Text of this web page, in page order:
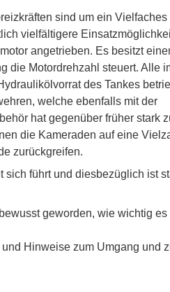
sind um ein Vielfaches
vielfältigere
angetrieben. Es besitzt
die Motordrehzahl steuert. Alle
des Tankes
welche ebenfalls mit der
hat gegenüber früher stark
die Kameraden auf eine
zurückgreifen.
sich führt und diesbezüglich ist
geworden, wie wichtig es
Hinweise zum Umgang und